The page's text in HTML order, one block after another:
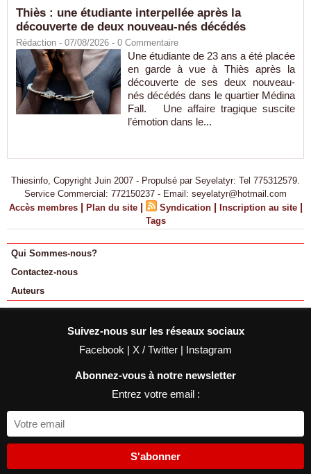
Thiès : une étudiante interpellée après la
découverte de deux nouveau-nés décédés
Rédaction - 07/08/2026 - 0 Commentaire
Une étudiante de 23 ans a été placée
en garde à vue à Thiès après la
découverte de ses deux nouveau-
nés décédés dans le quartier Médina
Fall. Une affaire tragique suscite
l’émotion dans le...
Thiesinfo, Copyright Juin 2007 - Propulsé par Seyelatyr: Tel 775312579.
Service Commercial: 772150237 - Email: seyelatyr@hotmail.com
Accès membres | Plan du site | Syndication | Inscription au site |
Tags
Qui Sommes-nous?
Contactez-nous
Auteurs
Suivez-nous sur les réseaux sociaux
Facebook | X / Twitter | Instagram
Abonnez-vous à notre newsletter
Entrez votre email :
S'abonner